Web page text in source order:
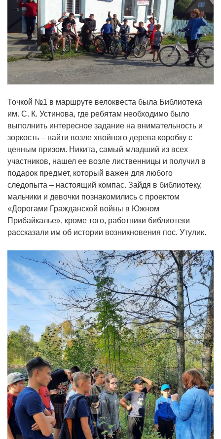
Точкой №1 в маршруте велоквеста была Библиотека
им. С. К. Устинова, где ребятам необходимо было
выполнить интересное задание на внимательность и
зоркость – найти возле хвойного дерева коробку с
ценным призом. Никита, самый младший из всех
участников, нашел ее возле лиственницы и получил в
подарок предмет, который важен для любого
следопыта – настоящий компас. Зайдя в библиотеку,
мальчики и девочки познакомились с проектом
«Дорогами Гражданской войны в Южном
Прибайкалье», кроме того, работники библиотеки
рассказали им об истории возникновения пос. Утулик.